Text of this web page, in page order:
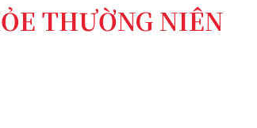
THƯỜNG NIÊN